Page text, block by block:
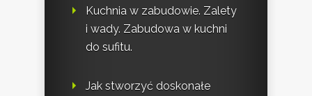
Kuchnia w zabudowie. Zalety
i wady. Zabudowa w kuchni
do sufitu.
Jak stworzyć doskonałe